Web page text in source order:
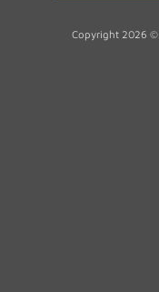
Copyright 2026 ©